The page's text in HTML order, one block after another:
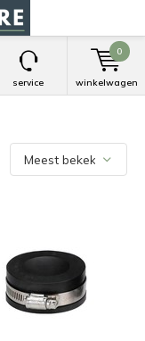
service winkelwagen
0